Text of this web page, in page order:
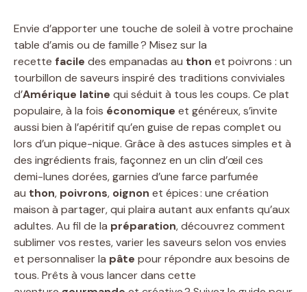
Envie d’apporter une touche de soleil à votre prochaine
table d’amis ou de famille ? Misez sur la
recette facile des empanadas au thon et poivrons : un
tourbillon de saveurs inspiré des traditions conviviales
d’Amérique latine qui séduit à tous les coups. Ce plat
populaire, à la fois économique et généreux, s’invite
aussi bien à l’apéritif qu’en guise de repas complet ou
lors d’un pique-nique. Grâce à des astuces simples et à
des ingrédients frais, façonnez en un clin d’œil ces
demi-lunes dorées, garnies d’une farce parfumée
au thon, poivrons, oignon et épices : une création
maison à partager, qui plaira autant aux enfants qu’aux
adultes. Au fil de la préparation, découvrez comment
sublimer vos restes, varier les saveurs selon vos envies
et personnaliser la pâte pour répondre aux besoins de
tous. Prêts à vous lancer dans cette